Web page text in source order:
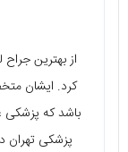
از بهترین
کرد. ایشان
باشد که پزشکی
پزشکی تهران